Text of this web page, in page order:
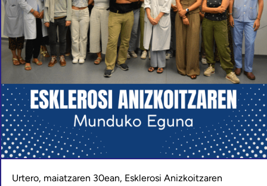
Urtero, maiatzaren 30ean, Esklerosi Anizkoitzaren